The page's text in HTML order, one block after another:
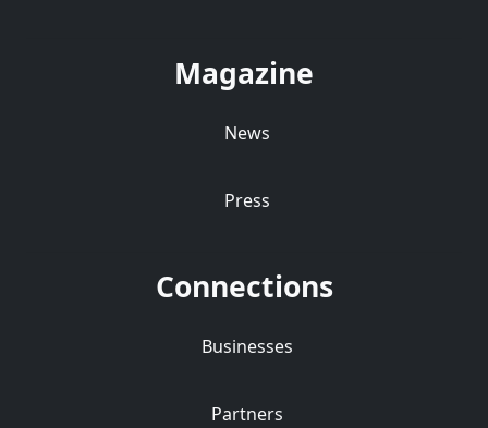
Magazine
News
Press
Connections
Businesses
Partners